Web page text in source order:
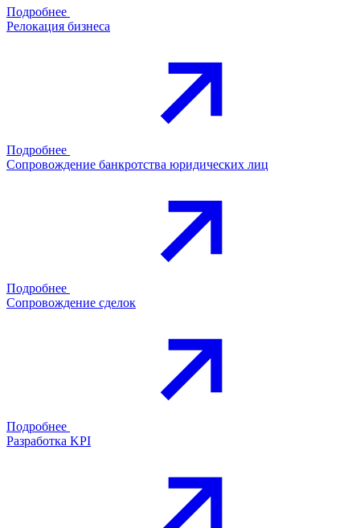
Подробнее
Релокация бизнеса
Подробнее
Сопровождение банкротства юридических лиц
Подробнее
Сопровождение сделок
Подробнее
Разработка KPI